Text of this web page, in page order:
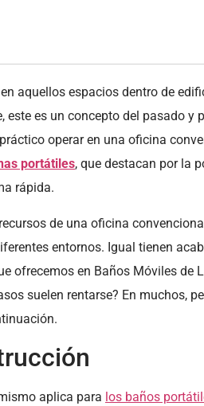
aquellos espacios dentro de
es un concepto del pasado y
operar en una oficina
portátiles, que destacan por la
rápida.
de una oficina
entornos. Igual tienen
ofrecemos en Baños Móviles de
suelen rentarse? En muchos,
aplica para los baños